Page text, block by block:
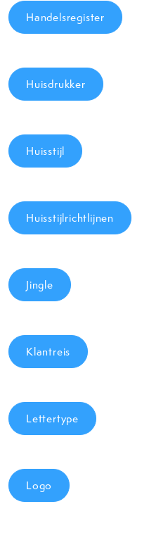
Handelsregister
Huisdrukker
Huisstijl
Huisstijlrichtlijnen
Jingle
Klantreis
Lettertype
Logo